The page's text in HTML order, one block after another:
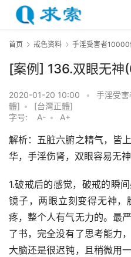
首页 戒色资料 手淫受害者10000
[案例] 136.双眼无神
2020-01-20 10:00 • 手淫受
體] •
[台灣正體]
字号:
A- • A+
解析：五脏六腑之精气，皆
华，手淫伤肾，双眼容易无
1.破戒后的感觉，破戒的瞬
镜子，两眼立刻变得无神
疼，整个人有气无力的。最
了书，完全没有了思考能力
大脑还是很迟钝，且稍微用